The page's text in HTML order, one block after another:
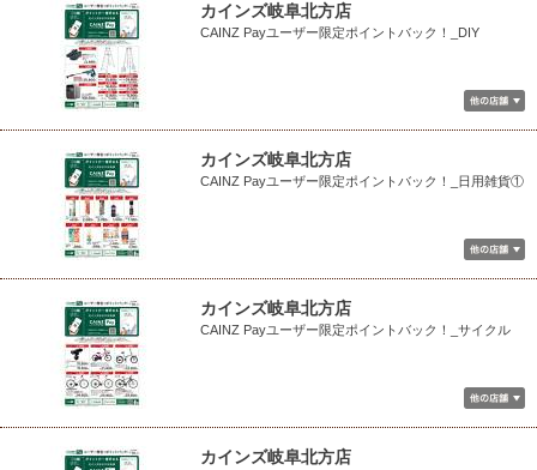
カインズ岐阜北方店
CAINZ Payユーザー限定ポイントバック！_DIY
カインズ岐阜北方店
CAINZ Payユーザー限定ポイントバック！_日用雑貨①
カインズ岐阜北方店
CAINZ Payユーザー限定ポイントバック！_サイクル
カインズ岐阜北方店